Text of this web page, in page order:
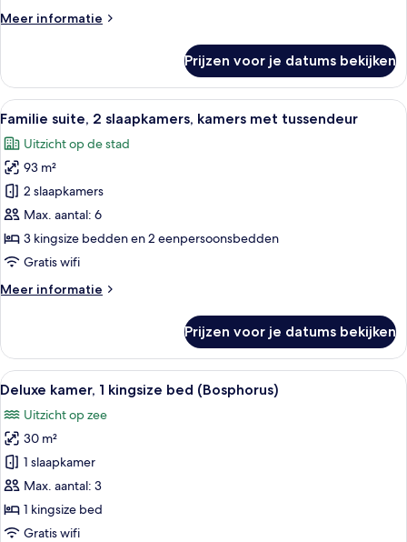
laden
Meer informatie
Meer
meerdere
bedden,
kamers
tussendeur
Prijzen voor je datums bekijken
Alle
foto's
voor
Familie
suite,
2
slaapkamers,
kamers
tussendeur
Een 46-inch ledtelevisie met
9
Familie suite, 2 slaapkamers, kamers met tussendeur
Uitzicht op de stad
93 m²
2 slaapkamers
Max. aantal: 6
3 kingsize bedden en 2 eenpersoonsbedden
Gratis wifi
Meer informatie
Meer
suite,
slaapkamers,
met
tussendeur
Prijzen voor je datums bekijken
Alle
foto's
voor
Deluxe
kamer,
1
kingsize
bed
Een hotelkamer met een groot bed,
7
Deluxe kamer, 1 kingsize bed (Bosphorus)
Uitzicht op zee
30 m²
1 slaapkamer
Max. aantal: 3
1 kingsize bed
Gratis wifi